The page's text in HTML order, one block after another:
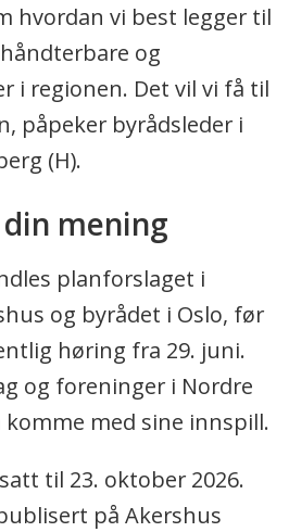
hvordan vi best legger til
og
i regionen. Det vil vi få til
påpeker byrådsleder i
(H).
mening
planforslaget i
og byrådet i Oslo, før
høring fra 29. juni.
og foreninger i Nordre
komme med sine innspill.
til 23. oktober 2026.
på Akershus